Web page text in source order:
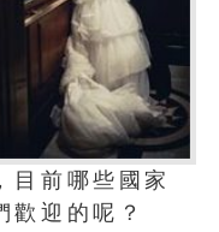
目前哪些國家
歡迎的呢？